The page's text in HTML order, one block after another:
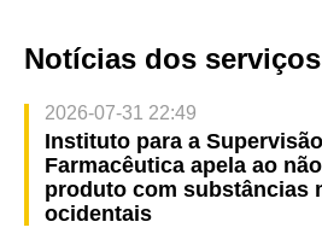
Notícias dos
2026-07-31 22:49
Instituto para a
Farmacêutica apela ao
produto com substâncias
ocidentais